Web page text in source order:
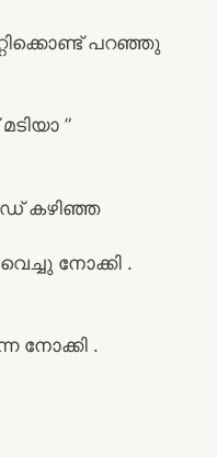
പറഞ്ഞു
”
കഴിഞ്ഞ
നോക്കി .
നോക്കി .